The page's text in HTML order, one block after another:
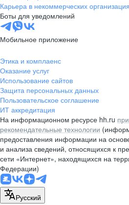
Минск
пр-т Дзержинского, д. 57,
10 этаж, помещение 45-1
pr@rabota.by
Алматы
пр. Абая, д. 151, БЦ Алатау,
12 этаж, офис 1209
+7 727 232-13-13
pr@headhunter.com.kz
Карьера в некоммерческих
Боты для уведомлений
Мобильное приложение
Этика и комплаенс
Оказание услуг
Использование сайтов
Защита персональных данных
Пользовательское соглашение
ИТ аккредитация
На информационном ресурсе hh.ru
рекомендательные технологии
предоставления информации на
и анализа сведений, относящихся к
сети «Интернет», находящихся на
Федерации)
Русский